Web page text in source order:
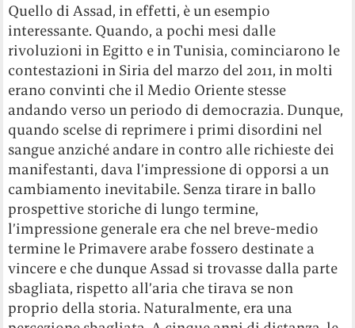
Quello di Assad, in effetti, è un esempio
interessante. Quando, a pochi mesi dalle
rivoluzioni in Egitto e in Tunisia, cominciarono le
contestazioni in Siria del marzo del 2011, in molti
erano convinti che il Medio Oriente stesse
andando verso un periodo di democrazia. Dunque,
quando scelse di reprimere i primi disordini nel
sangue anziché andare in contro alle richieste dei
manifestanti, dava l’impressione di opporsi a un
cambiamento inevitabile. Senza tirare in ballo
prospettive storiche di lungo termine,
l’impressione generale era che nel breve-medio
termine le Primavere arabe fossero destinate a
vincere e che dunque Assad si trovasse dalla parte
sbagliata, rispetto all’aria che tirava se non
proprio della storia. Naturalmente, era una